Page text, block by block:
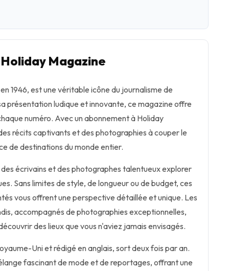
Magazine
1946, est une véritable icône du journalisme de
présentation ludique et innovante, ce magazine offre
numéro. Avec un abonnement à Holiday
récits captivants et des photographies à couper le
de destinations du monde entier.
écrivains et des photographes talentueux explorer
Sans limites de style, de longueur ou de budget, ces
vous offrent une perspective détaillée et unique. Les
accompagnés de photographies exceptionnelles,
des lieux que vous n'aviez jamais envisagés.
Uni et rédigé en anglais, sort deux fois par an.
fascinant de mode et de reportages, offrant une